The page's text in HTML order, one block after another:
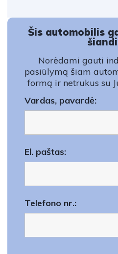
Šis automobilis
Norėdami gauti
pasiūlymą šiam
formą ir netrukus su
Vardas, pavardė:
El. paštas:
Telefono nr.: